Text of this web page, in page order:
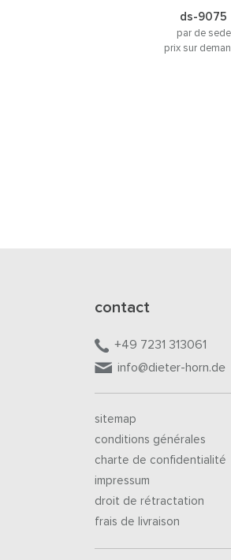
ds-9075
par de sede
prix sur
contact
+49 7231 313061
info@dieter-horn.de
sitemap
conditions générales
charte de confidentialité
impressum
droit de rétractation
frais de livraison